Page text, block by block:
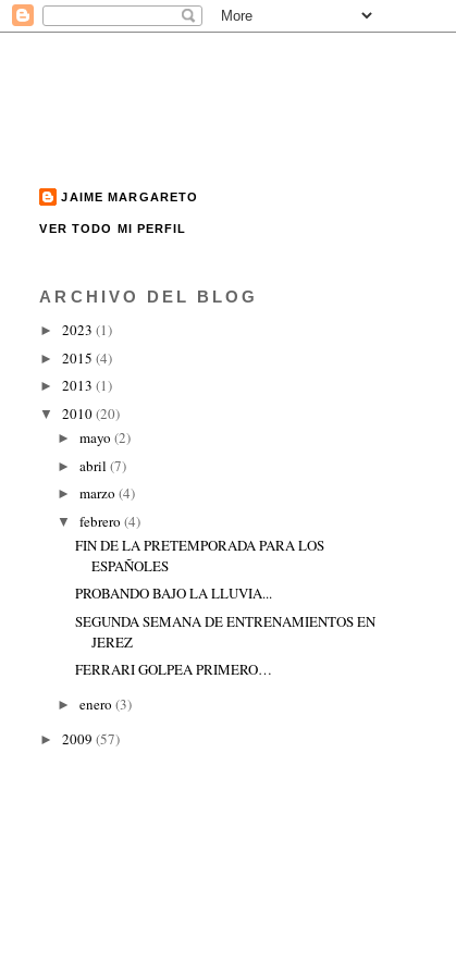
JAIME MARGARETO
VER TODO MI PERFIL
ARCHIVO DEL BLOG
►2023(1)
►2015(4)
►2013(1)
▼2010(20)
►mayo(2)
►abril(7)
►marzo(4)
▼febrero(4)
FIN DE LA PRETEMPORADA PARA LOS
ESPAÑOLES
PROBANDO BAJO LA LLUVIA...
SEGUNDA SEMANA DE ENTRENAMIENTOS EN
JEREZ
FERRARI GOLPEA PRIMERO…
►enero(3)
►2009(57)